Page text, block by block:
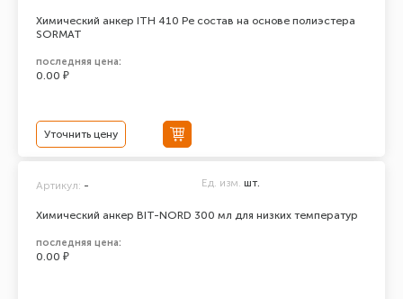
Химический анкер ITH 410 Pe состав на основе полиэстера
SORMAT
последняя цена:
0.00 ₽
Уточнить цену
Химический анкер BIT-NORD 300 мл для низких температур
Артикул: - Ед. изм. шт.
последняя цена:
0.00 ₽